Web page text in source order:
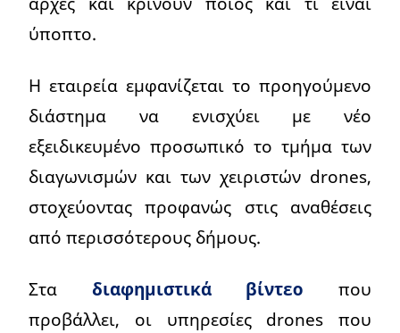
ύποπτο.
Η εταιρεία εμφανίζεται το προηγούμενο
διάστημα να ενισχύει με νέο
εξειδικευμένο προσωπικό το τμήμα των
διαγωνισμών και των χειριστών drones,
στοχεύοντας προφανώς στις αναθέσεις
από περισσότερους δήμους.
Στα διαφημιστικά βίντεο που
προβάλλει, οι υπηρεσίες drones που